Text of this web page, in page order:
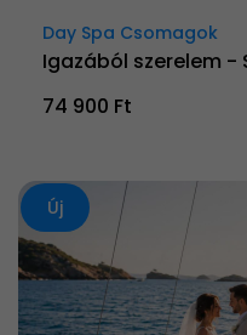
Day Spa Csomagok
Igazából szerelem -
74 900 Ft
Új